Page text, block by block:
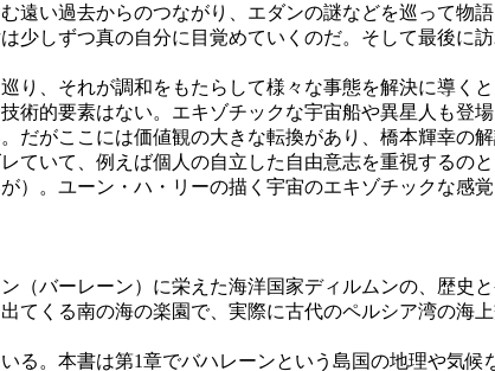
い過去からのつながり、エダンの謎などを巡って物
少しずつ真の自分に目覚めていくのだ。そして最後に
、それが調和をもたらして様々な事態を解決に導く
的要素はない。エキゾチックな宇宙船や異星人も登
だがここには価値観の大きな転換があり、橋本輝幸の
ていて、例えば個人の自立した自由意志を重視するの
。ユーン・ハ・リーの描く宇宙のエキゾチックな感覚
バーレーン）に栄えた海洋国家ディルムンの、歴史
てくる南の海の楽園で、実際に古代のペルシア湾の海
。本書は第1章でバハレーンという島国の地理や気候